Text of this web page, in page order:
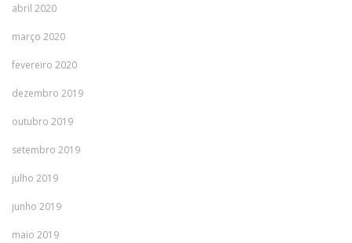
abril 2020
março 2020
fevereiro 2020
dezembro 2019
outubro 2019
setembro 2019
julho 2019
junho 2019
maio 2019